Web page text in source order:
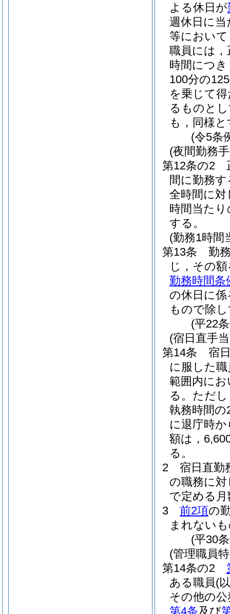
よる休日が
週休日に
等におい
職員には
時間につき
100分の
を乗じて
るものと
も，同様
(令5条
(夜間勤務
第12条の2
間に勤務
全時間に
時間当た
する。
(勤務1時間
第13条
勤
じ，その
勤務時間条
の休日に
もので除
(平22
(宿日直手
第14条
宿
に服した
範囲内に
る。 ただ
執務時間
に退庁時
額は，
る。
2
宿日直勤
の職務に
で定める
3
前2項の
まれない
(平30
(管理職員
第14条の2
ある職員(
その他の
第4条及び